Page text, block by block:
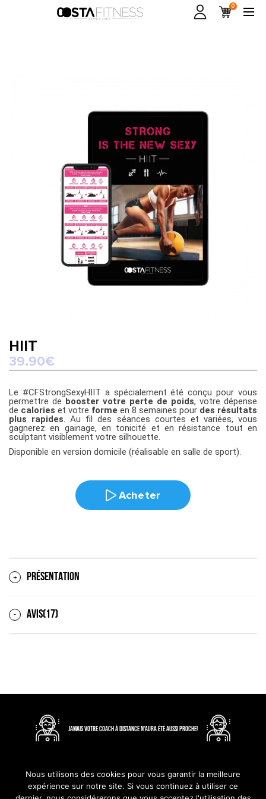
0
HIIT
39.90€
Le #CFStrongSexyHIIT a spécialement été conçu pour vous
permettre de booster votre perte de poids, votre dépense
de calories et votre forme en 8 semaines pour des résultats
plus rapides. Au fil des séances courtes et variées, vous
gagnerez en gainage, en tonicité et en résistance tout en
sculptant visiblement votre silhouette.
Disponible en version domicile (réalisable en salle de sport).
Acheter
AVIS(17)
PRÉSENTATION
JAMAIS VOTRE COACH À DISTANCE N'AURA ÉTÉ AUSSI PROCHE!
Nous utilisons des cookies pour vous garantir la meilleure
expérience sur notre site. Si vous continuez à utiliser ce